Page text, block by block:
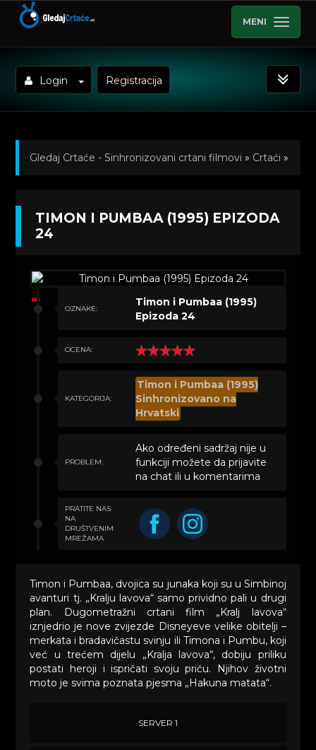
MENI
Login Registracija
Gledaj Crtaće - Sinhronizovani crtani filmovi » Crtaći »
Kratkometrazni crtani filmovi » Timon i Pumbaa
TIMON I PUMBAA (1995) EPIZODA
24
OZNAKE:
Timon i Pumbaa (1995)
Epizoda 24
OCENA:
KATEGORIJA:
Timon i Pumbaa (1995)
Sinhronizovano na
Hrvatski
PROBLEM:
Ako određeni sadržaj nije u
funkciji možete da prijavite
na chat ili u komentarima
PRATITE NAS
NA
DRUŠTVENIM
MREŽAMA
Timon i Pumbaa, dvojica su junaka koji su u Simbinoj
avanturi tj. „Kralju lavova“ samo prividno pali u drugi
plan. Dugometražni crtani film „Kralj lavova“
iznjedrio je nove zvijezde Disneyeve velike obitelji –
merkata i bradavičastu svinju ili Timona i Pumbu, koji
već u trećem dijelu „Kralja lavova“, dobiju priliku
postati heroji i ispričati svoju priču. Njihov životni
moto je svima poznata pjesma „Hakuna matata“.
SERVER 1